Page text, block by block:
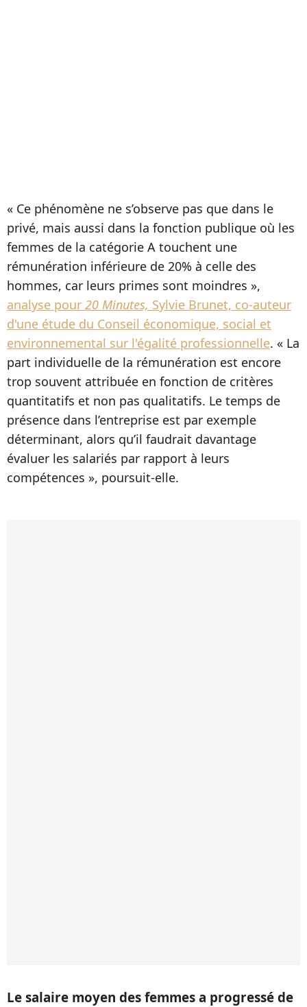
« Ce phénomène ne s’observe pas que dans le
privé, mais aussi dans la fonction publique où les
femmes de la catégorie A touchent une
rémunération inférieure de 20% à celle des
hommes, car leurs primes sont moindres »,
analyse pour 20 Minutes, Sylvie Brunet, co-auteur
d'une étude du Conseil économique, social et
environnemental sur l'égalité professionnelle. « La
part individuelle de la rémunération est encore
trop souvent attribuée en fonction de critères
quantitatifs et non pas qualitatifs. Le temps de
présence dans l’entreprise est par exemple
déterminant, alors qu’il faudrait davantage
évaluer les salariés par rapport à leurs
compétences », poursuit-elle.
Le salaire moyen des femmes a progressé de